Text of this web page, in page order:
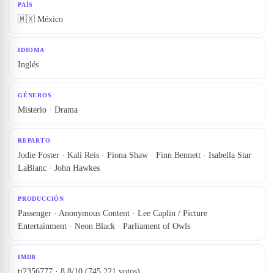
PAÍS
🇲🇽 México
IDIOMA
Inglés
GÉNEROS
Misterio · Drama
REPARTO
Jodie Foster · Kali Reis · Fiona Shaw · Finn Bennett · Isabella Star
LaBlanc · John Hawkes
PRODUCCIÓN
Passenger · Anonymous Content · Lee Caplin / Picture
Entertainment · Neon Black · Parliament of Owls
IMDB